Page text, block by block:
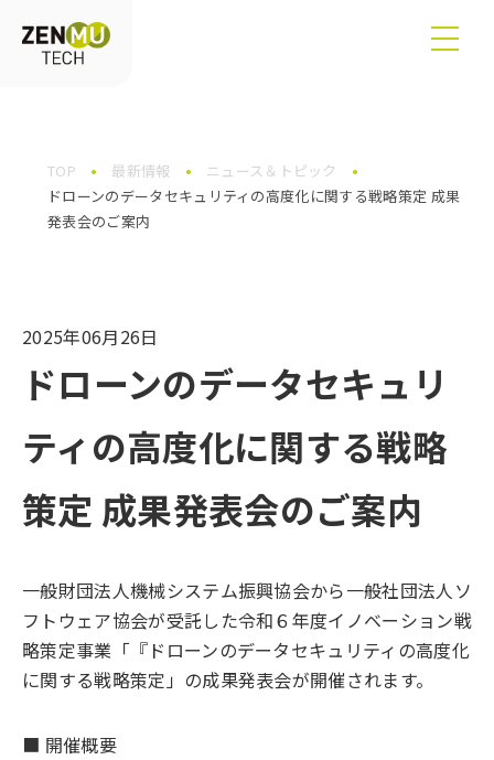
TOP 最新情報
ニュース＆トピック
ドローンのデータセキュリティの高度化に関する戦略策定 成果
発表会のご案内
2025年06月26日
ドローンのデータセキュリ
ティの高度化に関する戦略
策定 成果発表会のご案内
一般財団法人機械システム振興協会から一般社団法人ソ
フトウェア協会が受託した令和６年度イノベーション戦
略策定事業「『ドローンのデータセキュリティの高度化
に関する戦略策定」の成果発表会が開催されます。
■ 開催概要